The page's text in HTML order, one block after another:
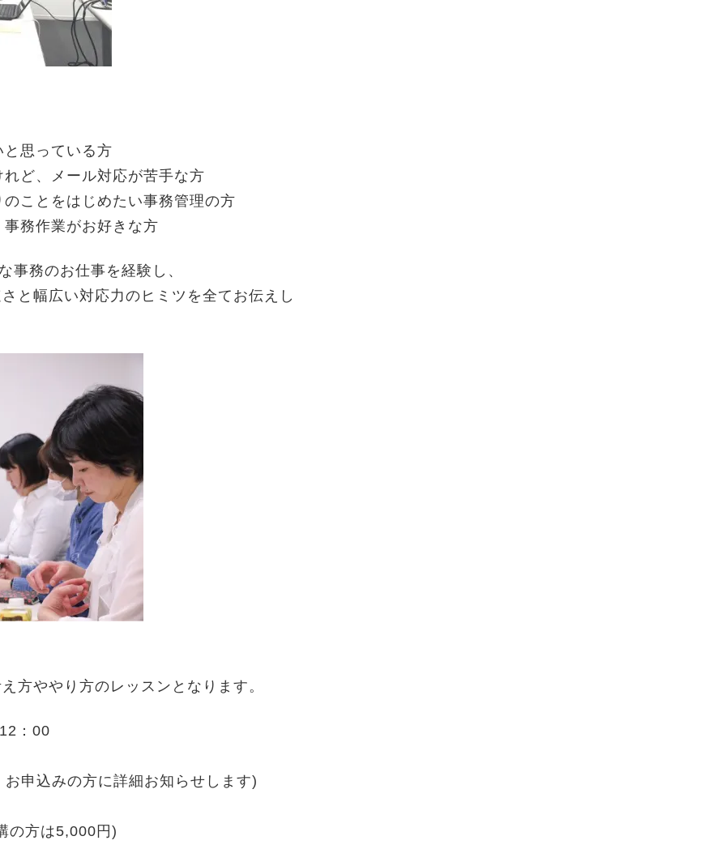
思っている方
ど、メール対応が苦手な方
ことをはじめたい事務管理の方
務作業がお好きな方
事務のお仕事を経験し、
と幅広い対応力のヒミツを全てお伝えし
方ややり方のレッスンとなります。
：00
申込みの方に詳細お知らせします)
の方は5,000円)